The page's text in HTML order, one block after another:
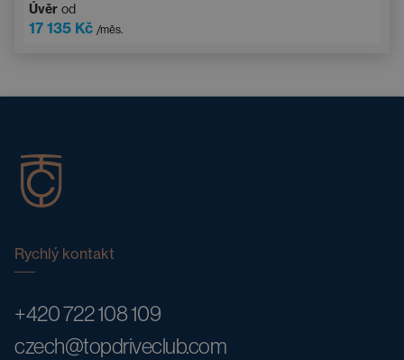
Úvěr od
17 135 Kč /měs.
Rychlý kontakt
+420 722 108 109
czech@topdriveclub.com